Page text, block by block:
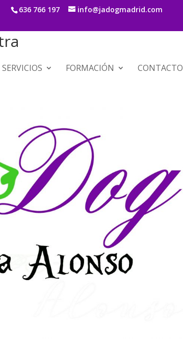
636 766 197
info@jadogmadrid.com
SERVICIOS FORMACIÓN CONTACTO